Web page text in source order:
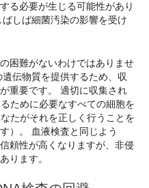
る必要が生じる可能性があり
しば細菌汚染の影響を受け
困難がないわけではありませ
伝物質を提供するため、収
重要です。 適切に収集され
ために必要なすべての細胞を
たがそれを正しく行うことを
）。 血液検査と同じよう
頼性が高くなりますが、非侵
ります。